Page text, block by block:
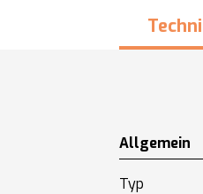
Allgemein
Typ